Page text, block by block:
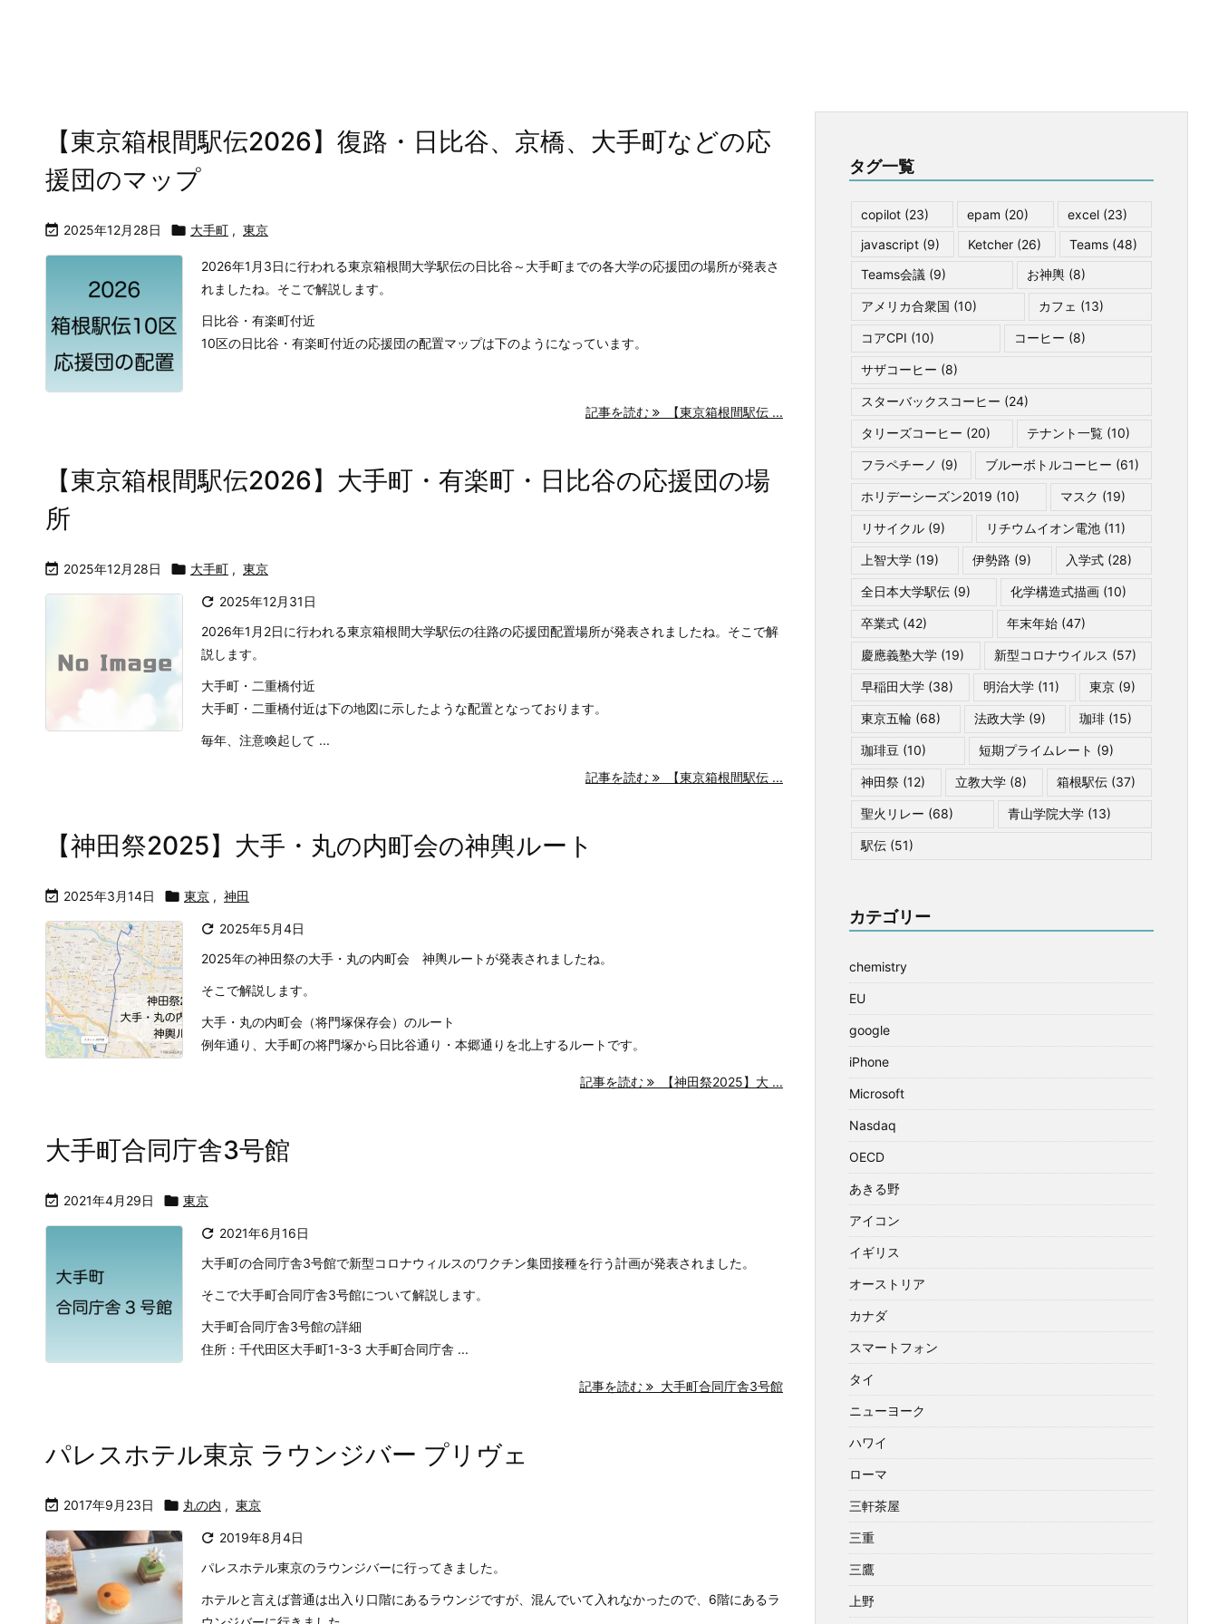
【東京箱根間駅伝2026】復路・日比谷、京橋、大手町などの応
援団のマップ
 2025年12月28日  大手町 , 東京
2026年1月3日に行われる東京箱根間大学駅伝の日比谷～大手町までの各大学の応援団の場所が発表さ
れましたね。そこで解説します。
日比谷・有楽町付近
10区の日比谷・有楽町付近の応援団の配置マップは下のようになっています。
記事を読む 【東京箱根間駅伝 ...
【東京箱根間駅伝2026】大手町・有楽町・日比谷の応援団の場
所
 2025年12月28日  大手町 , 東京
 2025年12月31日
2026年1月2日に行われる東京箱根間大学駅伝の往路の応援団配置場所が発表されましたね。そこで解
説します。
大手町・二重橋付近
大手町・二重橋付近は下の地図に示したような配置となっております。
毎年、注意喚起して ...
記事を読む 【東京箱根間駅伝 ...
【神田祭2025】大手・丸の内町会の神輿ルート
 2025年3月14日  東京 , 神田
 2025年5月4日
2025年の神田祭の大手・丸の内町会 神輿ルートが発表されましたね。
そこで解説します。
大手・丸の内町会（将門塚保存会）のルート
例年通り、大手町の将門塚から日比谷通り・本郷通りを北上するルートです。
記事を読む 【神田祭2025】大 ...
大手町合同庁舎3号館
 2021年4月29日  東京
 2021年6月16日
大手町の合同庁舎3号館で新型コロナウィルスのワクチン集団接種を行う計画が発表されました。
そこで大手町合同庁舎3号館について解説します。
大手町合同庁舎3号館の詳細
住所：千代田区大手町1-3-3 大手町合同庁舎 ...
記事を読む 大手町合同庁舎3号館
パレスホテル東京 ラウンジバー プリヴェ
 2017年9月23日  丸の内 , 東京
 2019年8月4日
パレスホテル東京のラウンジバーに行ってきました。
ホテルと言えば普通は出入り口階にあるラウンジですが、混んでいて入れなかったので、6階にあるラ
タグ一覧
copilot (23) epam (20) excel(23)
javascript (9) Ketcher (26) Teams (48)
Teams会議 (9) お神輿(8)
アメリカ合衆国 (10) カフェ (13)
コアCPI (10) コーヒー (8)
サザコーヒー (8)
スターバックスコーヒー (24)
タリーズコーヒー (20) テナント一覧(10)
フラペチーノ (9) ブルーボトルコーヒー (61)
ホリデーシーズン2019 (10) マスク (19)
リサイクル (9) リチウムイオン電池(11)
上智大学 (19) 伊勢路 (9) 入学式(28)
全日本大学駅伝 (9) 化学構造式描画(10)
卒業式 (42) 年末年始 (47)
慶應義塾大学 (19) 新型コロナウイルス (57)
早稲田大学 (38) 明治大学 (11) 東京 (9)
東京五輪 (68) 法政大学 (9) 珈琲 (15)
珈琲豆 (10) 短期プライムレート (9)
神田祭 (12) 立教大学 (8) 箱根駅伝 (37)
聖火リレー (68) 青山学院大学 (13)
駅伝 (51)
カテゴリー
chemistry
EU
google
iPhone
Microsoft
Nasdaq
OECD
あきる野
アイコン
イギリス
オーストリア
カナダ
スマートフォン
タイ
ニューヨーク
ハワイ
ローマ
三軒茶屋
三重
三鷹
上野